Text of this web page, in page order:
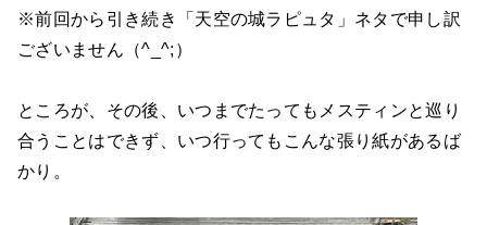
※前回から引き続き「天空の城ラピュタ」ネタで申し訳
ございません（^_^;）
ところが、その後、いつまでたってもメスティンと巡り
合うことはできず、いつ行ってもこんな張り紙があるば
かり。